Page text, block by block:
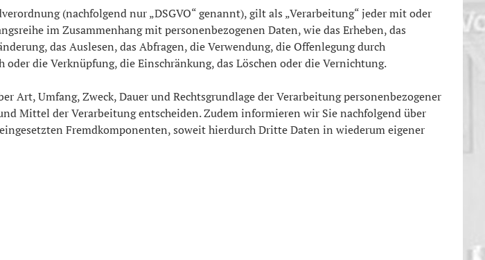
(nachfolgend nur „DSGVO“ genannt), gilt als „Verarbeitung“ jeder mit oder
im Zusammenhang mit personenbezogenen Daten, wie das Erheben, das
das Auslesen, das Abfragen, die Verwendung, die Offenlegung durch
die Verknüpfung, die Einschränkung, das Löschen oder die Vernichtung.
Umfang, Zweck, Dauer und Rechtsgrundlage der Verarbeitung personenbezogener
Mittel der Verarbeitung entscheiden. Zudem informieren wir Sie nachfolgend über
Fremdkomponenten, soweit hierdurch Dritte Daten in wiederum eigener